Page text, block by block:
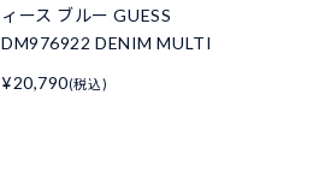
ィース ブルー GUESS
DM976922 DENIM MULTI
¥20,790(税込)